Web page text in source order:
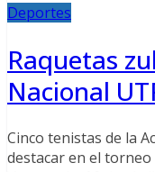
Deportes
Raquetas
Nacional
Cinco tenistas de la
destacar en el